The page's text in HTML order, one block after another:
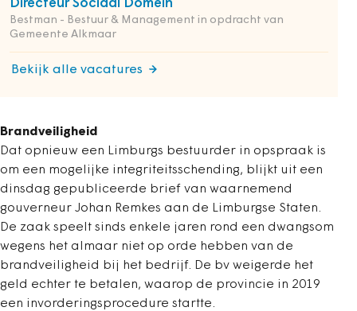
Directeur Sociaal Domein
Bestman - Bestuur & Management in opdracht van
Gemeente Alkmaar
Bekijk alle vacatures
Brandveiligheid
Dat opnieuw een Limburgs bestuurder in opspraak is
om een mogelijke integriteitsschending, blijkt uit een
dinsdag gepubliceerde brief van waarnemend
gouverneur Johan Remkes aan de Limburgse Staten.
De zaak speelt sinds enkele jaren rond een dwangsom
wegens het almaar niet op orde hebben van de
brandveiligheid bij het bedrijf. De bv weigerde het
geld echter te betalen, waarop de provincie in 2019
een invorderingsprocedure startte.